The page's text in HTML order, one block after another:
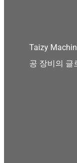
Taizy
공 장비의 글